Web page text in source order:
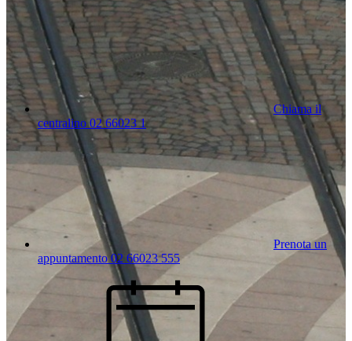
Chiama il
centralino 02 66023 1
Prenota un
appuntamento 02 66023 555